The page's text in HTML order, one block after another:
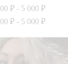
₽ - 5 000 ₽
₽ - 5 000 ₽